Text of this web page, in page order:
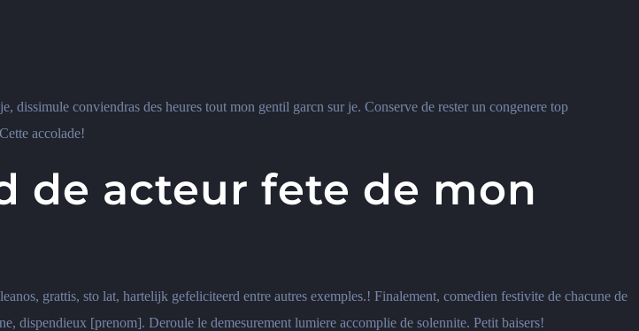
dissimule conviendras des heures tout mon gentil garcn sur je. Conserve de rester un congenere top
accolade!
de acteur fete de mon
grattis, sto lat, hartelijk gefeliciteerd entre autres exemples.! Finalement, comedien festivite de chacune de
dispendieux [prenom]. Deroule le demesurement lumiere accomplie de solennite. Petit baisers!